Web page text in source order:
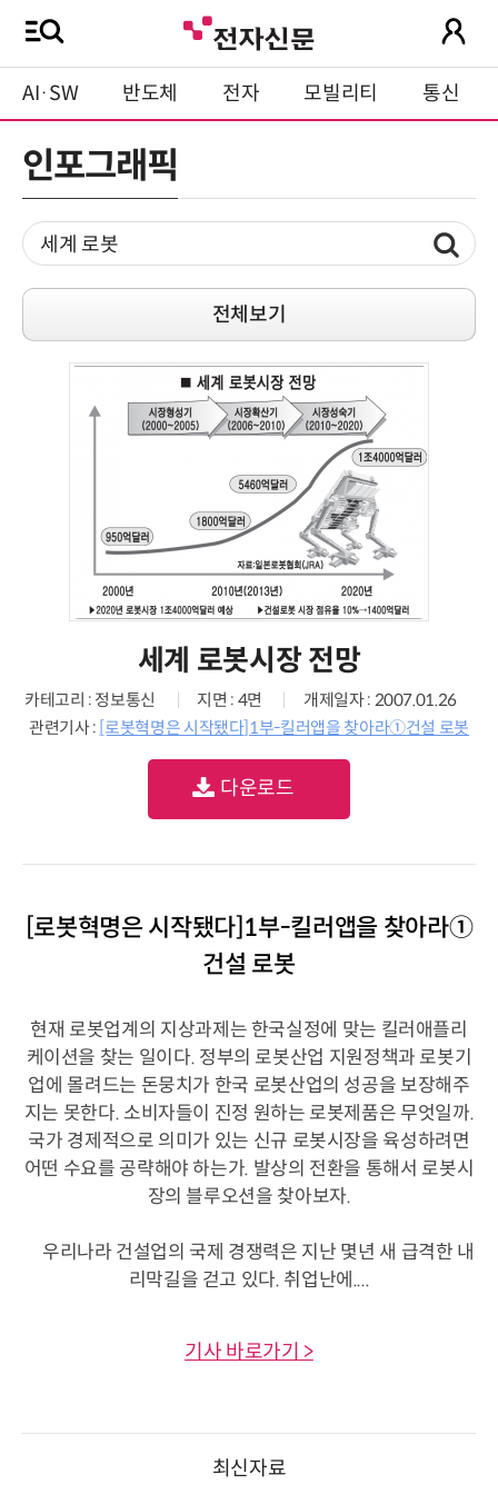
AI·SW 반도체 전자 모빌리티 통신
인포그래픽
전체보기
세계 로봇시장 전망
카테고리 : 정보통신 지면 : 4면
개제일자 : 2007.01.26
관련기사 : [로봇혁명은 시작됐다]1부-킬러앱을 찾아라①건설 로봇
다운로드
[로봇혁명은 시작됐다]1부-킬러앱을 찾아라①
건설 로봇
현재 로봇업계의 지상과제는 한국실정에 맞는 킬러애플리
케이션을 찾는 일이다. 정부의 로봇산업 지원정책과 로봇기
업에 몰려드는 돈뭉치가 한국 로봇산업의 성공을 보장해주
지는 못한다. 소비자들이 진정 원하는 로봇제품은 무엇일까.
국가 경제적으로 의미가 있는 신규 로봇시장을 육성하려면
어떤 수요를 공략해야 하는가. 발상의 전환을 통해서 로봇시
장의 블루오션을 찾아보자.
우리나라 건설업의 국제 경쟁력은 지난 몇년 새 급격한 내
리막길을 걷고 있다. 취업난에....
기사 바로가기 >
최신자료